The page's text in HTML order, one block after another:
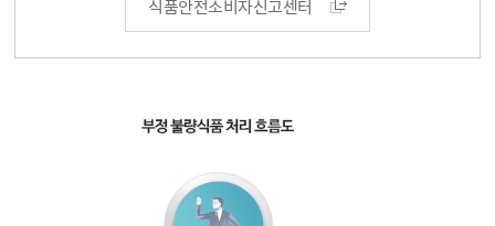
식품안전소비자신고센터